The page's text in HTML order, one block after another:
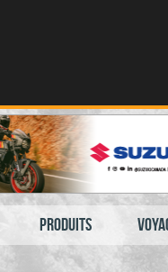
Produits